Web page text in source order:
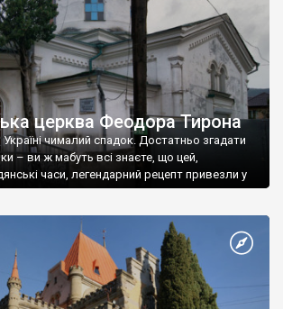
церква Феодора Тирона
чималий спадок. Достатньо згадати
– ви ж мабуть всі знаєте, що цей,
часи, легендарний рецепт привезли у